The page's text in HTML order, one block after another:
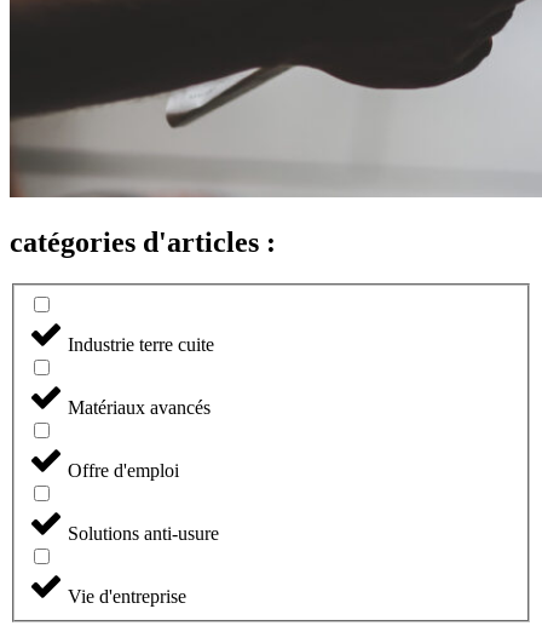
catégories d'articles :
Industrie terre cuite
Matériaux avancés
Offre d'emploi
Solutions anti-usure
Vie d'entreprise